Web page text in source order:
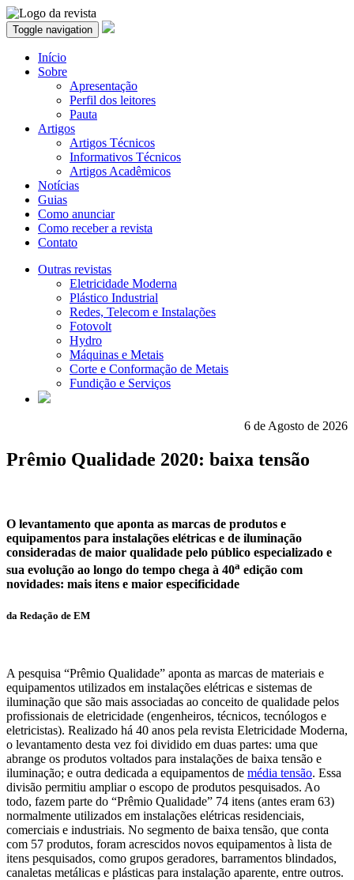
Toggle navigation
Início
Sobre
Apresentação
Perfil dos leitores
Pauta
Artigos
Artigos Técnicos
Informativos Técnicos
Artigos Acadêmicos
Notícias
Guias
Como anunciar
Como receber a revista
Contato
Outras revistas
Eletricidade Moderna
Plástico Industrial
Redes, Telecom e Instalações
Fotovolt
Hydro
Máquinas e Metais
Corte e Conformação de Metais
Fundição e Serviços
6 de Agosto de 2026
Prêmio Qualidade 2020: baixa tensão
O levantamento que aponta as marcas de produtos e
equipamentos para instalações elétricas e de iluminação
consideradas de maior qualidade pelo público especializado e
sua evolução ao longo do tempo chega à 40a edição com
novidades: mais itens e maior especificidade
da Redação de EM
A pesquisa “Prêmio Qualidade” aponta as marcas de materiais e
equipamentos utilizados em instalações elétricas e sistemas de
iluminação que são mais associadas ao conceito de qualidade pelos
profissionais de eletricidade (engenheiros, técnicos, tecnólogos e
eletricistas). Realizado há 40 anos pela revista Eletricidade Moderna,
o levantamento desta vez foi dividido em duas partes: uma que
abrange os produtos voltados para instalações de baixa tensão e
iluminação; e outra dedicada a equipamentos de média tensão. Essa
divisão permitiu ampliar o escopo de produtos pesquisados. Ao
todo, fazem parte do “Prêmio Qualidade” 74 itens (antes eram 63)
normalmente utilizados em instalações elétricas residenciais,
comerciais e industriais. No segmento de baixa tensão, que conta
com 57 produtos, foram acrescidos novos equipamentos à lista de
itens pesquisados, como grupos geradores, barramentos blindados,
canaletas metálicas e plásticas para instalação aparente, entre outros.